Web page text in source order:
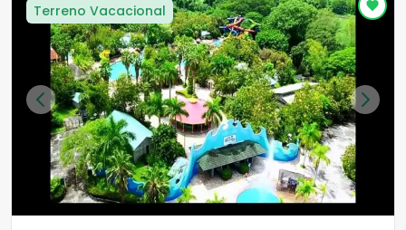
Terreno Vacacional